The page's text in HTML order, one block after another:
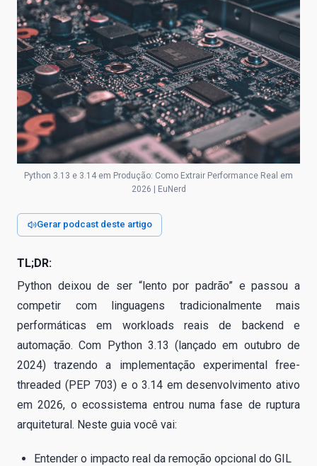
Python 3.13 e 3.14 em Produção: Como Extrair Performance Real em
2026 | EuNerd
Gerar podcast deste artigo
TL;DR:
Python deixou de ser “lento por padrão” e passou a
competir com linguagens tradicionalmente mais
performáticas em workloads reais de backend e
automação. Com Python 3.13 (lançado em outubro de
2024) trazendo a implementação experimental free-
threaded (PEP 703) e o 3.14 em desenvolvimento ativo
em 2026, o ecossistema entrou numa fase de ruptura
arquitetural. Neste guia você vai:
Entender o impacto real da remoção opcional do GIL